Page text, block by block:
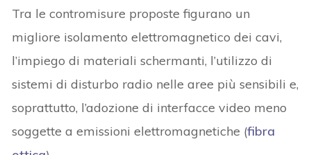
Tra le contromisure proposte figurano un
migliore isolamento elettromagnetico dei cavi,
l’impiego di materiali schermanti, l’utilizzo di
sistemi di disturbo radio nelle aree più sensibili e,
soprattutto, l’adozione di interfacce video meno
soggette a emissioni elettromagnetiche (fibra